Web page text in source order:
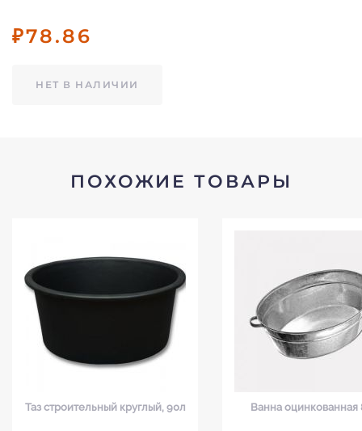
₽78.86
НЕТ В НАЛИЧИИ
ПОХОЖИЕ ТОВАРЫ
круглый, 90л Ванна оцинкованная 80л